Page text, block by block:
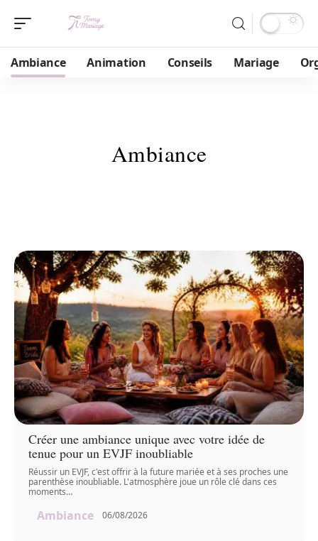
Ambiance Animation Conseils Mariage
Ambiance
Créer une ambiance unique avec votre idée de
tenue pour un EVJF inoubliable
Réussir un EVJF, c'est offrir à la future mariée et à ses proches une
parenthèse inoubliable. L'atmosphère joue un rôle clé dans ces
moments…
Ambiance 06/08/2026